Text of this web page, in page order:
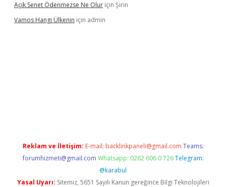
Açık Senet Ödenmezse Ne Olur için Şirin
Vamos Hangi Ülkenin için admin
Reklam ve İletişim: E-mail: backlinkpaneli@gmail.com Teams:
forumhizmeti@gmail.com Whatsapp: 0262 606 0 726 Telegram:
@karabul
Yasal Uyarı: Sitemiz, 5651 Sayılı Kanun gereğince Bilgi Teknolojileri